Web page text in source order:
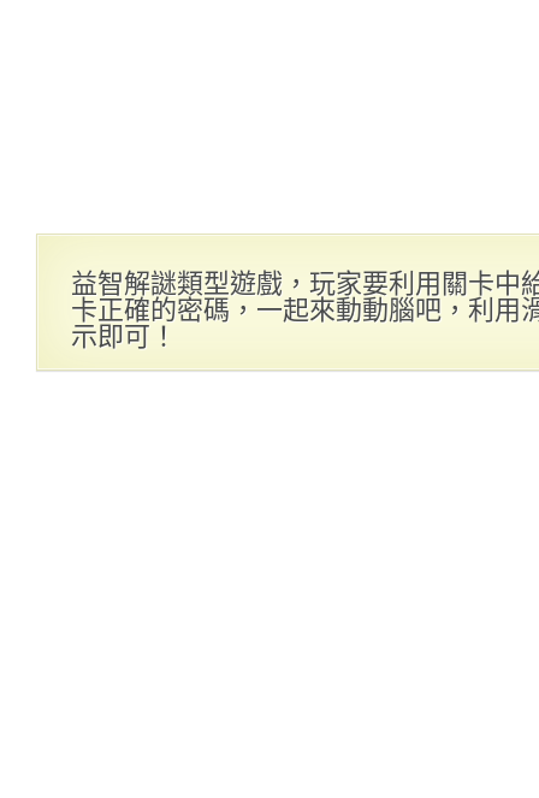
益智解謎類型遊戲，玩家要利用關卡中
卡正確的密碼，一起來動動腦吧，利用
示即可！